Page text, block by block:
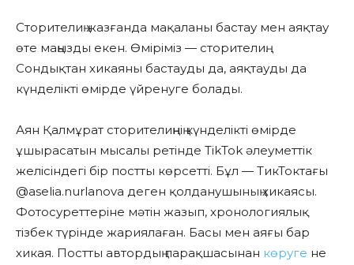
Сторителиң жазғанда мақаланы бастау мен аяқтау
өте маңызды екен. Өміріміз — сторителиң.
Сондықтан хикаяны бастауды да, аяқтауды да
күнделікті өмірде үйренуге болады.
Аян Қалмұрат сторителиңнің күнделікті өмірде
ұшырасатын мысалы ретінде TikTok әлеуметтік
желісіндегі бір постты көрсетті. Бұл — ТикТоктағы
@aselia.nurlanova деген қолданушының хикаясы.
Фотосуреттеріне мәтін жазып, хронологиялық
тізбек түрінде жариялаған. Басы мен аяғы бар
хикая. Постты автордың парақшасынан көруге не